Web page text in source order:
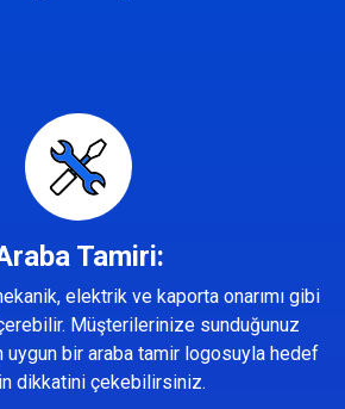
Tamiri:
elektrik ve kaporta onarımı gibi
Müşterilerinize sunduğunuz
bir araba tamir logosuyla hedef
dikkatini çekebilirsiniz.